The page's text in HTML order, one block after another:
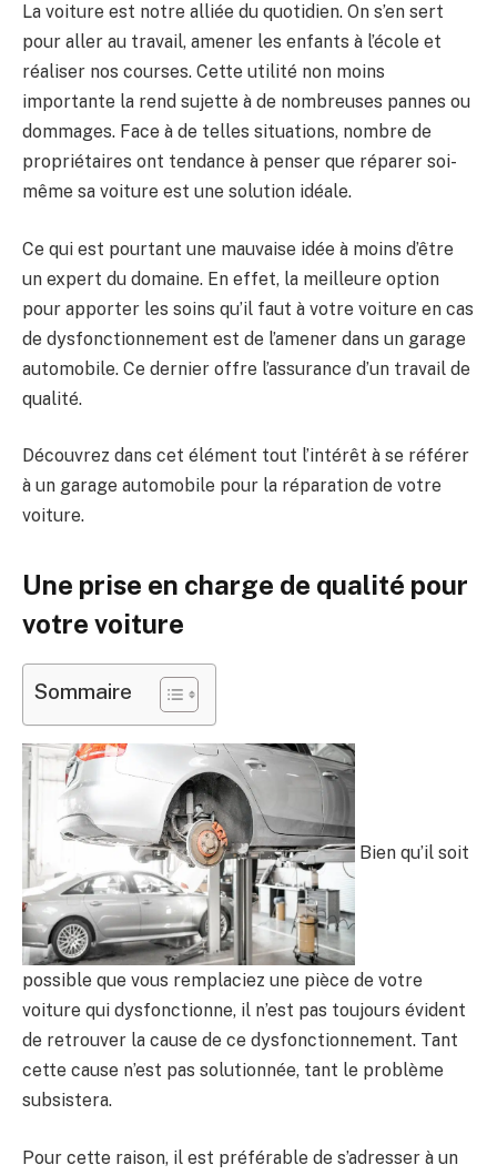
La voiture est notre alliée du quotidien. On s’en sert
pour aller au travail, amener les enfants à l’école et
réaliser nos courses. Cette utilité non moins
importante la rend sujette à de nombreuses pannes ou
dommages. Face à de telles situations, nombre de
propriétaires ont tendance à penser que réparer soi-
même sa voiture est une solution idéale.
Ce qui est pourtant une mauvaise idée à moins d’être
un expert du domaine. En effet, la meilleure option
pour apporter les soins qu’il faut à votre voiture en cas
de dysfonctionnement est de l’amener dans un garage
automobile. Ce dernier offre l’assurance d’un travail de
qualité.
Découvrez dans cet élément tout l’intérêt à se référer
à un garage automobile pour la réparation de votre
voiture.
Une prise en charge de qualité pour
votre voiture
Sommaire
Bien qu’il soit
possible que vous remplaciez une pièce de votre
voiture qui dysfonctionne, il n’est pas toujours évident
de retrouver la cause de ce dysfonctionnement. Tant
cette cause n’est pas solutionnée, tant le problème
subsistera.
Pour cette raison, il est préférable de s’adresser à un